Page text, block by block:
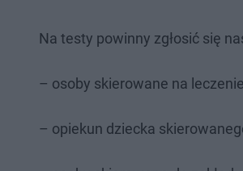
Na testy powinny zgłosić się
– osoby skierowane na
– opiekun dziecka